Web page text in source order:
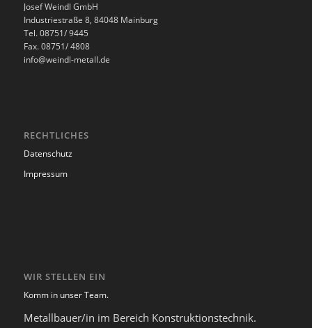
Josef Weindl GmbH
Industriestraße 8, 84048 Mainburg
Tel. 08751/ 9445
Fax. 08751/ 4808
info@weindl-metall.de
RECHTLICHES
Datenschutz
Impressum
WIR STELLEN EIN
Komm in unser Team.
Metallbauer/in im Bereich Konstruktionstechnik.